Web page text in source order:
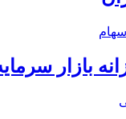
بازار